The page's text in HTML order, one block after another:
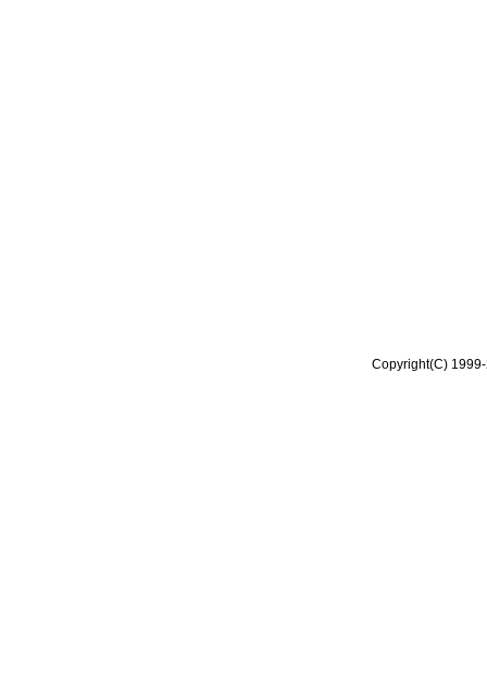
Copyright(C)